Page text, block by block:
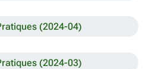
(2024-04)
(2024-03)